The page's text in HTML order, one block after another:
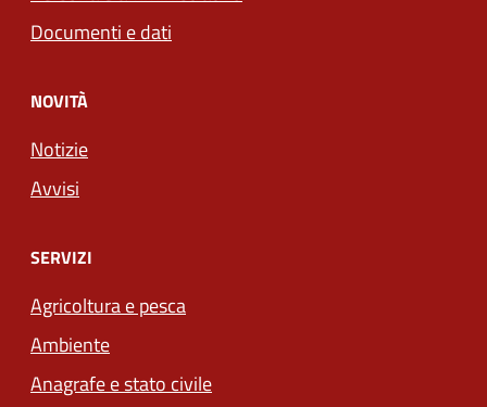
Documenti e dati
NOVITÀ
Notizie
Avvisi
SERVIZI
Agricoltura e pesca
Ambiente
Anagrafe e stato civile